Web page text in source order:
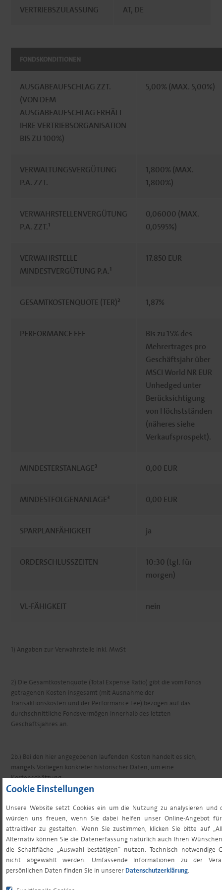
Cookie Einstellungen
Unsere Website setzt Cookies ein um die Nutzung zu analysieren und
würden uns freuen, wenn Sie dabei helfen unser Online-Angebot
attraktiver zu gestalten. Wenn Sie zustimmen, klicken Sie bitte auf
Alternativ können Sie die Datenerfassung natürlich auch Ihren
die Schaltfläche „Auswahl bestätigen“ nutzen. Technisch notwendige
nicht abgewählt werden. Umfassende Informationen zu der
persönlichen Daten finden Sie in unserer Datenschutzerklärung.
VERTRIEBSZULASSUNG AT, DE
FONDSKONDITIONEN
AUSGABEAUFSCHLAG ZZT.
(VON DEM
AUSGABEAUFSCHLAG ERHÄLT
IHRE VERTRIEBSORGANISATION
BIS ZU 100%)
5,00% (MAX. 5,00%)
VERWALTUNGSVERGÜTUNG
P.A. ZZT.
1,800% (MAX.
1,800%)
VERWAHRSTELLENVERGÜTUNG
P.A. ZZT.¹
0,06000 (MAX.
0,0595%)
VERWAHRSTELLE
MINDESTVERGÜTUNG P.A.¹
17.850 EUR
GESAMTKOSTENQUOTE (TER)² 1,87%
PERFORMANCE FEE
Bis zu 15% des
Mehrertrages pro
Geschäftsjahr über
MSCI World NR EUR
Unhedged unter
Berücksichtigung
von Höchstständen
(näheres siehe
Verkaufsprospekt).
MINDESTERSTANLAGE³ 0,00 EUR
MINDESTFOLGENANLAGE³ 0,00 EUR
SPARPLANFÄHIGKEIT ja
ORDERSCHLUSSZEITEN
10:30 (tgl. für
morgen)
VL-FÄHIGKEIT nein
1) Angaben zur Verwahrstelle inkl. MwSt
2) Die Gesamtkostenquote (Total Expense Ratio) gibt die vom Fonds
getragenen Kosten insgesamt (mit Ausnahme der
Transaktionskosten und der Performance Fee) bezogen auf das
durchschnittliche Fondsvermögen innerhalb des letzten
Geschäftsjahres an.
2b.) Bei den hier angegebenen laufenden Kosten handelt es sich,
mangels Vorliegen konkreter historischer Daten, um eine
Kostenschätzung.
3) Ergänzend gelten die jeweiligen Bedingungen der Depotstelle oder
Ihrer Hausbank.
DISCLAIMER: © 2026 Monega Kapitalanlagegesellschaft mbH. Diese
Publikation ist kein Verkaufsprospekt im Sinne des Gesetzes, sondern
eine werbliche Darstellung und dient der weiterführenden
Information. Sie stellt keine Handlungsempfehlung dar und ersetzt